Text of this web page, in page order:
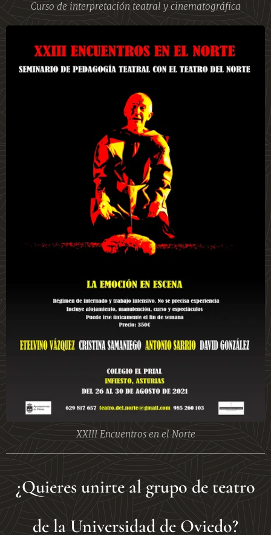
Curso de interpretación teatral y cinematográfica
XXIII Encuentros en el Norte
¿Quieres unirte al grupo de teatro
de la Universidad de Oviedo?